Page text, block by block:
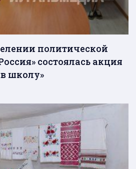
политической
состоялась акция
школу»